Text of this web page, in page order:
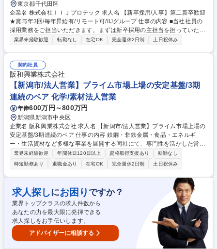
東京都千代田区
企業名 株式会社ＩＩＪプロテック 求人名 【新卒採用/人事】第二新卒歓迎
★賞与年3回/毎年昇給有/リモート可/IIJグループ 仕事の内容 ■当社社員の
採用業務をご担当いただきます。まずは新卒採用の主担当を担っていただ
きます。ITエンジニアを中心に新卒/中途、正社員/契約社員合わせて約100
内容の説明、進捗管理 等) ■経営層との採用計画に関するディスカッショ
ン ■エージェント、外部お取引先とのリレーション強化 ■新たな採用手法
のリサーチ(ダイレクトリクルーティング 等) 募集職種 【新卒採用/人事】
第二新卒歓迎★賞与年3回/毎年昇給有/リモート可/IIJグループ
業界未経験歓迎 転勤なし 在宅OK 完全週休2日制 土日祝休み
契約社員
阪和興業株式会社
【新潟市/法人営業】プライム市場上場の安定基盤/3期
連続のベア 化学/素材法人営業
年俸600万円～800万円
新潟県新潟市中央区
企業名 阪和興業株式会社 求人名 【新潟市/法人営業】プライム市場上場の
安定基盤/3期連続のベア 仕事の内容 鉄鋼・非鉄金属・食品・エネルギ
ー・生活資材など多様な事業を展開する同社にて、専門性を活かした営業
としてご活躍いただきます。※ご経験に応じてお任せする商材を決定しま
す。 【詳細】■新潟県内の企業への提案営業（鉄鋼を中心に、建材、エネ
ルギー等） ■既存顧客への深耕営業 ■新規顧客の開拓 ■仕入先・販売先と
の調整業務 ■社内外との連携によるプロジェクト推進 募集職種 【新潟市/
法人営業】プライム市場上場の安定基盤/3期連続のベア
業界未経験歓迎 年間休日120日以上 資格取得支援あり
転勤なし
時短勤務あり
退職金あり 在宅OK 完全週休2日制 土日祝休み
求人探しにお困り ですか？
業界トップクラスの求人件数から
あなたの力を最大限に発揮できる
求人探しをお手伝いします。
アドバイザーに相談する